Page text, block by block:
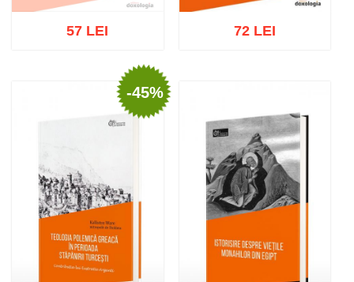
Stoc epuizat
57 LEI 72 LEI
-45%